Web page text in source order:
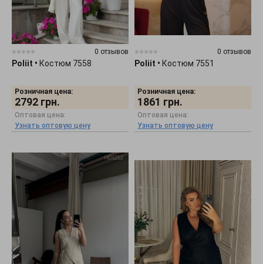
0 отзывов
Poliit • Костюм 7558
Розничная цена:
2792 грн.
Оптовая цена:
Узнать оптовую цену
0 отзывов
Poliit • Костюм 7551
Розничная цена:
1861 грн.
Оптовая цена:
Узнать оптовую цену